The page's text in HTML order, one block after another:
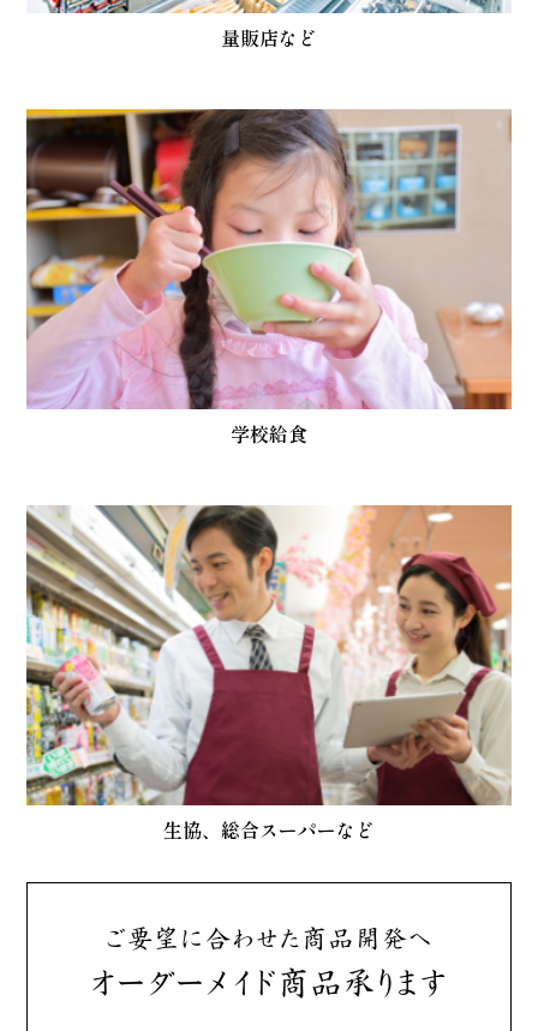
量販店など
学校給食
生協、総合スーパーなど
ご要望に合わせた商品開発へ
オーダーメイド商品承ります